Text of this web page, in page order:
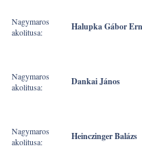
Nagymaros
akolitusa:
Halupka Gábor
Nagymaros
akolitusa:
Dankai János
Nagymaros
akolitusa:
Heinczinger Balázs